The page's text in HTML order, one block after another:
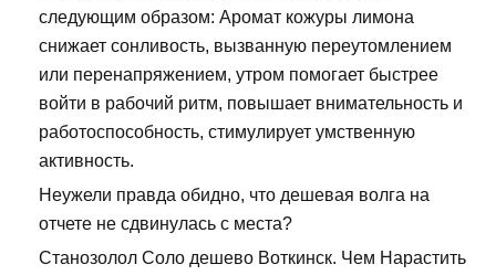
следующим образом: Аромат кожуры лимона
снижает сонливость, вызванную переутомлением
или перенапряжением, утром помогает быстрее
войти в рабочий ритм, повышает внимательность и
работоспособность, стимулирует умственную
активность.
Неужели правда обидно, что дешевая волга на
отчете не сдвинулась с места?
Станозолол Соло дешево Воткинск. Чем Нарастить